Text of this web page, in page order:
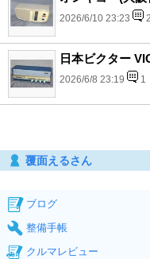
2026/6/10 23:23 2
日本ビクター
2026/6/8 23:19 1
覆面えるさん
ブログ
整備手帳
クルマレビュー